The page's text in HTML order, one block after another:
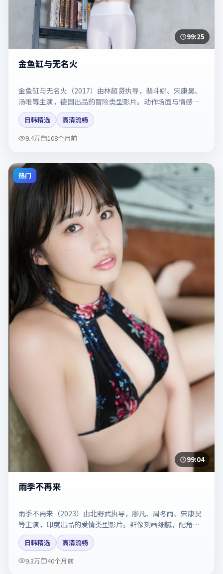
99:25
金鱼缸与无名火
金鱼缸与无名火（2017）由林超贤执导，裴斗娜、宋康昊、
汤唯等主演，德国出品的冒险类型影片。动作场面与情感戏
比例拿捏得当。剧情简介与主创信息可供检索参考，上映日
期以片方资料为准。
日韩精选
高清流畅
9.4万
108个月前
热门
99:04
雨季不再来
雨季不再来（2023）由北野武执导，廖凡、周冬雨、宋康昊
等主演，印度出品的爱情类型影片。群像刻画细腻，配角同
样出彩。剧情简介与主创信息可供检索参考，上映日期以片
方资料为准。
日韩精选
高清流畅
9.3万
40个月前